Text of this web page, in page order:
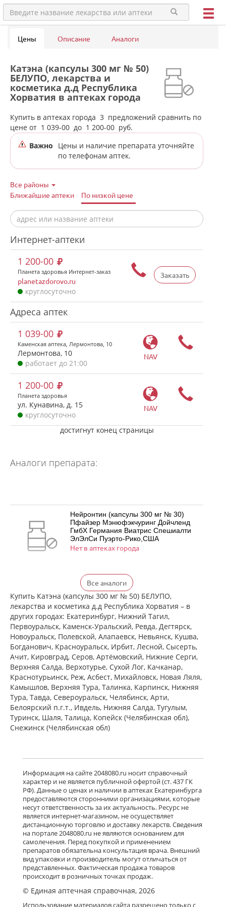
Цены Описание Аналоги
Катэна (капсулы 300 мг № 50)
БЕЛУПО, лекарства и
косметика д.д Республика
Хорватия в аптеках города
Каменск-Уральского
Купить в аптеках города 3 предложений сравнить по
цене от 1 039-00 до 1 200-00 руб.
Важно
Цены и наличие препарата уточняйте
по телефонам аптек.
Все районы
Ближайшие аптеки
По низкой цене
Интернет-аптеки
Заказать
1 200-00
Планета здоровья Интернет-заказ
planetazdorovo.ru
круглосуточно
Адреса аптек
NAV
1 039-00
Каменская аптека, Лермонтова, 10
Лермонтова, 10
работает до 21:00
NAV
1 200-00
Планета здоровья
ул. Кунавина, д. 15
круглосуточно
достигнут конец страницы
Аналоги препарата:
Нейронтин (капсулы 300 мг № 30)
Пфайзер Мэнюфэкчуринг Дойчленд
ГмбХ Германия Виатрис Спешиалти
ЭлЭлСи Пуэрто-Рико,США
Нет в аптеках города
Нейронтин (капсулы 300 мг № 50)
Пфайзер Мэнюфэкчуринг Дойчленд
ГмбХ Германия Виатрис Спешиалти
ЭлЭлСи Пуэрто-Рико,США
Нет в аптеках города
Нейронтин (капсулы 300 мг № 100)
Пфайзер Мэнюфэкчуринг Дойчленд
ГмбХ Германия Виатрис Спешиалти
ЭлЭлСи Пуэрто-Рико,США
Нет в аптеках города
Тебантин (капсулы 300 мг № 50)
Гедеон Рихтер ОАО Венгрия Гедеон
Рихтер-Рус АО Россия
есть в 3 аптеках
Нейронтин (табл. п. плен. о. 600 мг
№ 50) Пфайзер Мэнюфэкчуринг
Дойчленд ГмбХ Германия Виатрис
Спешиалти ЭлЭлСи Пуэрто-
Рико,США
Нет в аптеках города
Нейронтин (табл. п. плен. о. 600 мг
№ 100) Пфайзер Мэнюфэкчуринг
Дойчленд ГмбХ Германия Виатрис
Спешиалти ЭлЭлСи Пуэрто-
Рико,США
Нет в аптеках города
Все аналоги
Купить Катэна (капсулы 300 мг № 50) БЕЛУПО,
лекарства и косметика д.д Республика Хорватия – в
других городах: Екатеринбург, Нижний Тагил,
Первоуральск, Каменск-Уральский, Ревда, Дегтярск,
Новоуральск, Полевской, Алапаевск, Невьянск, Кушва,
Богданович, Красноуральск, Ирбит, Лесной, Сысерть,
Ачит, Кировград, Серов, Артёмовский, Нижние Cерги,
Верхняя Салда, Верхотурье, Сухой Лог, Качканар,
Краснотурьинск, Реж, Асбест, Михайловск, Новая Ляля,
Камышлов, Верхняя Тура, Талинка, Карпинск, Нижняя
Тура, Тавда, Североуральск, Челябинск, Арти,
Белоярский п.г.т., Ивдель, Нижняя Салда, Тугулым,
Туринск, Шаля, Талица, Копейск (Челябинская обл),
Снежинск (Челябинская обл)
Информация на сайте 2048080.ru носит справочный
характер и не является публичной офертой (ст. 437 ГК
РФ). Данные о ценах и наличии в аптеках Екатеринбурга
предоставляются сторонними организациями, которые
несут ответственность за их актуальность. Ресурс не
является интернет-магазином, не осуществляет
дистанционную торговлю и доставку лекарств. Сведения
на портале 2048080.ru не являются основанием для
самолечения. Перед покупкой и применением
препаратов обязательна консультация врача. Внешний
вид упаковки и производитель могут отличаться от
представленных. Фактическая продажа товаров
происходит в розничных точках продаж.
© Единая аптечная справочная, 2026
Использование материалов сайта разрешено только с